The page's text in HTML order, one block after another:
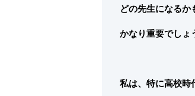
どの先生になるか
かなり重要でしょ
私は、特に高校時